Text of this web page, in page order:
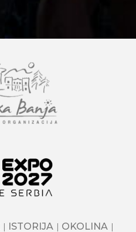
ISTORIJA OKOLINA